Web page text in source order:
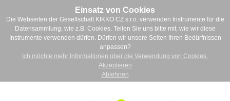
Einsatz von Cookies
Die Webseiten der Gesellschaft KIKKO CZ s.r.o. verwenden Instrumente für die
Datensammlung, wie z.B. Cookies. Teilen Sie uns bitte mit, wie wir diese
Instrumente verwenden dürfen. Dürfen wir unsere Seiten Ihren Bedürfnissen
anpassen?
Ich möchte mehr Informationen über die Verwendung von Cookies.
Akzeptieren
Ablehnen